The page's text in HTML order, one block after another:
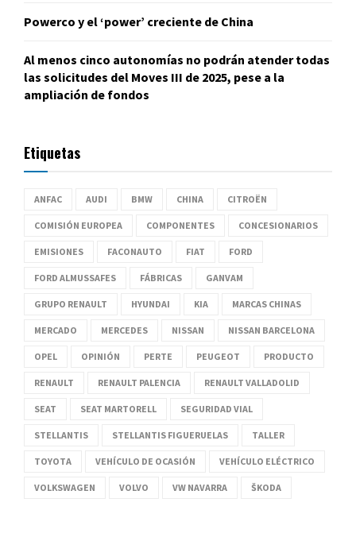
Powerco y el ‘power’ creciente de China
Al menos cinco autonomías no podrán atender todas
las solicitudes del Moves III de 2025, pese a la
ampliación de fondos
Etiquetas
ANFAC AUDI BMW CHINA CITROËN
COMISIÓN EUROPEA COMPONENTES CONCESIONARIOS
EMISIONES FACONAUTO FIAT FORD
FORD ALMUSSAFES FÁBRICAS GANVAM
GRUPO RENAULT HYUNDAI KIA MARCAS CHINAS
MERCADO MERCEDES NISSAN NISSAN BARCELONA
OPEL OPINIÓN PERTE PEUGEOT PRODUCTO
RENAULT RENAULT PALENCIA RENAULT VALLADOLID
SEAT SEAT MARTORELL SEGURIDAD VIAL
STELLANTIS STELLANTIS FIGUERUELAS TALLER
TOYOTA VEHÍCULO DE OCASIÓN VEHÍCULO ELÉCTRICO
VOLKSWAGEN VOLVO VW NAVARRA ŠKODA